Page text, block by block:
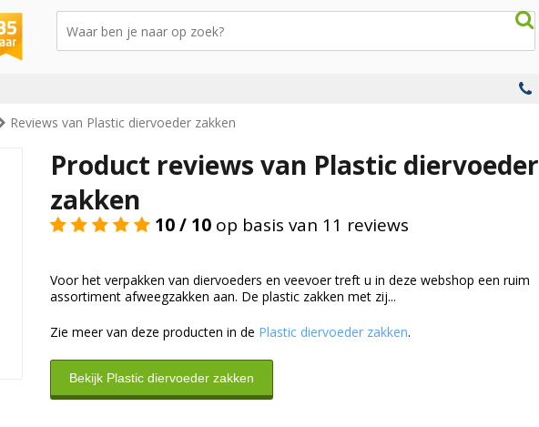
Reviews van Plastic diervoeder zakken
Product reviews van Plastic diervoeder
zakken
10 / 10op basis van 11 reviews
Voor het verpakken van diervoeders en veevoer treft u in deze webshop een ruim
assortiment afweegzakken aan. De plastic zakken met zij...
Zie meer van deze producten in de Plastic diervoeder zakken.
Bekijk Plastic diervoeder zakken